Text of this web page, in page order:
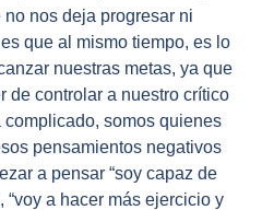
nos deja progresar ni
que al mismo tiempo, es lo
nuestras metas, ya que
de controlar a nuestro crítico
somos quienes
pensamientos negativos
a pensar “soy capaz de
“voy a hacer más ejercicio y